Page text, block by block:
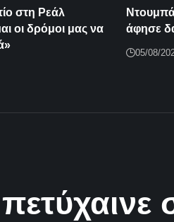
στη Ρεάλ
οι δρόμοι μας να
άφησε
05/08/